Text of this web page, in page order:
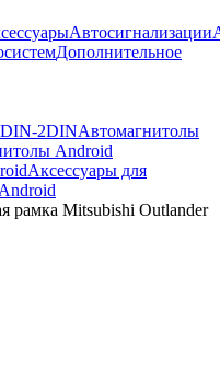
Автосигнализации
Дополнительное
2DINАвтомагнитолы
Android
Аксессуары для
рамка Mitsubishi Outlander